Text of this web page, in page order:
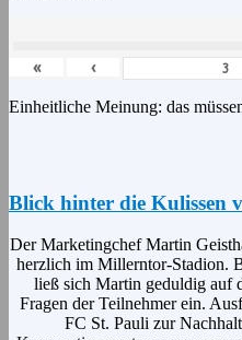
« ‹
Einheitliche Meinung: das
Blick hinter die Kulissen
Der Marketingchef Martin
herzlich im Millerntor-Stadion.
ließ sich Martin geduldig auf
Fragen der Teilnehmer ein.
FC St. Pauli zur